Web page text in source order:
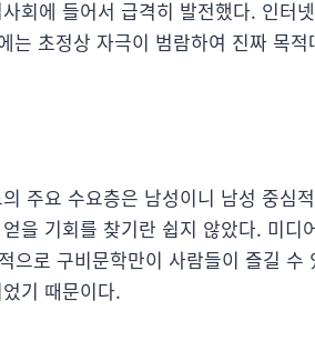
회에 들어서 급격히 발전했다. 인터
초정상 자극이 범람하여 진짜 목적
주요 수요층은 남성이니 남성 중심
을 기회를 찾기란 쉽지 않았다. 미디
으로 구비문학만이 사람들이 즐길 수
기 때문이다.